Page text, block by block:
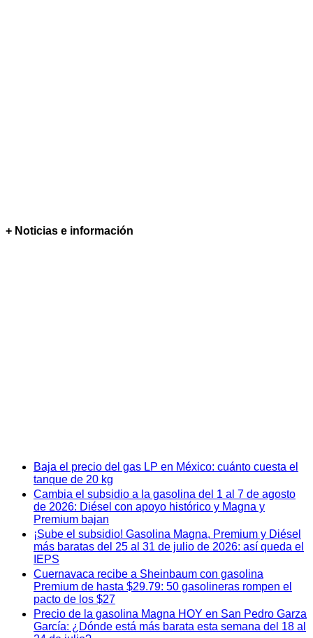
+ Noticias e información
Baja el precio del gas LP en México: cuánto cuesta el
tanque de 20 kg
Cambia el subsidio a la gasolina del 1 al 7 de agosto
de 2026: Diésel con apoyo histórico y Magna y
Premium bajan
¡Sube el subsidio! Gasolina Magna, Premium y Diésel
más baratas del 25 al 31 de julio de 2026: así queda el
IEPS
Cuernavaca recibe a Sheinbaum con gasolina
Premium de hasta $29.79: 50 gasolineras rompen el
pacto de los $27
Precio de la gasolina Magna HOY en San Pedro Garza
García: ¿Dónde está más barata esta semana del 18 al